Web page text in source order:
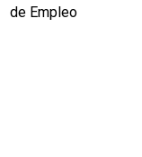
de Empleo